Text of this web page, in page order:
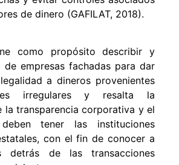
de dinero (GAFILAT, 2018).
como propósito describir y
de empresas fachadas para dar
a dineros provenientes
irregulares y resalta la
la transparencia corporativa y el
tener las instituciones
con el fin de conocer a
detrás de las transacciones